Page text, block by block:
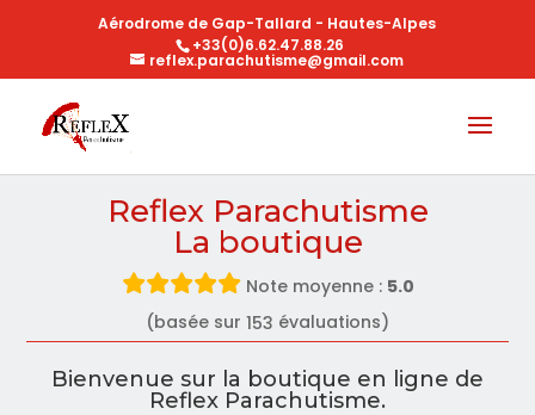
Aérodrome de Gap-Tallard - Hautes-Alpes
+33(0)6.62.47.88.26
reflex.parachutisme@gmail.com
Reflex Parachutisme
La boutique
Note moyenne : 5.0
(basée sur 153 évaluations)
Bienvenue sur la boutique en ligne de
Reflex Parachutisme.